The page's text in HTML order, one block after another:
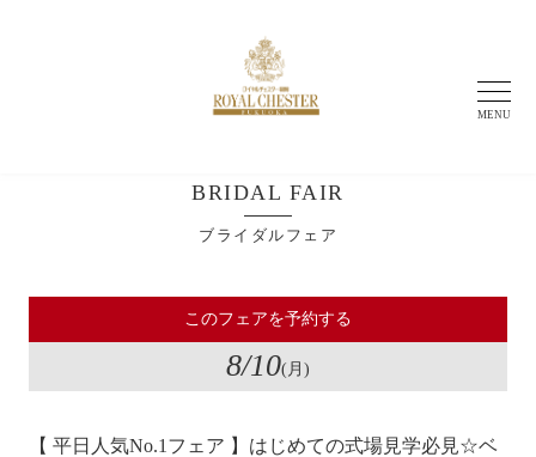
MENU
BRIDAL FAIR
ブライダルフェア
このフェアを予約する
8/10(月)
【 平日人気No.1フェア 】はじめての式場見学必見☆ベ